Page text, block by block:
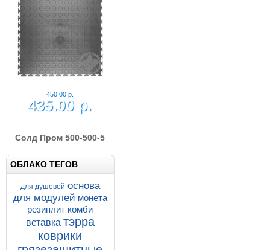
450.00 р.
435.00 р.
580.00 р.
555.00 р.
Солд Зерно 500-500-7
напольное покрытие из
Напольные покрытия SOLD GRAIN
7-500-500
Купить Подробнее
ОБЛАКО ТЕГОВ
для душевой основа
для модулей монета
резиплит комби
вставка тэрра
коврики